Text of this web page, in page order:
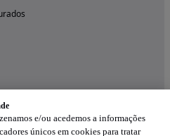
e/ou acedemos a informações
únicos em cookies para tratar